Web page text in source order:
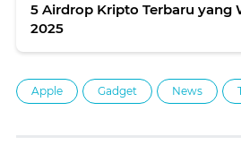
5 Airdrop Kripto Terbaru yang
2025
Apple Gadget News